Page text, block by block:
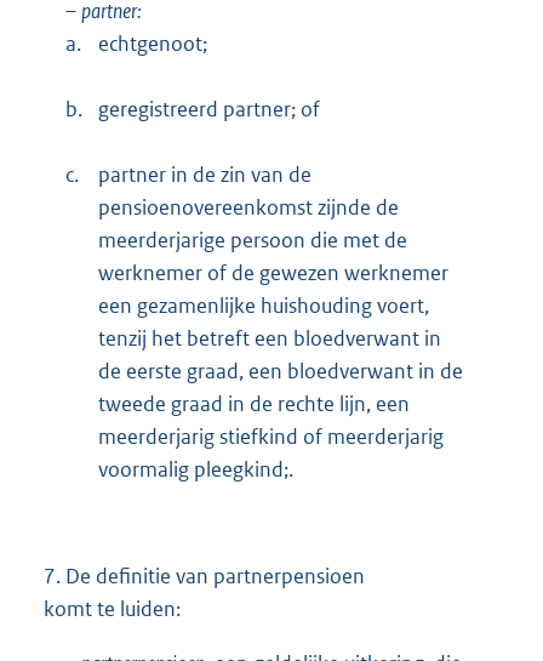
– partner:
a.
echtgenoot;
b. geregistreerd partner; of
c.
partner in de zin van de
pensioenovereenkomst zijnde de
meerderjarige persoon die met de
werknemer of de gewezen werknemer
een gezamenlijke huishouding voert,
tenzij het betreft een bloedverwant in
de eerste graad, een bloedverwant in de
tweede graad in de rechte lijn, een
meerderjarig stiefkind of meerderjarig
voormalig pleegkind;.
7. De definitie van partnerpensioen
komt te luiden: